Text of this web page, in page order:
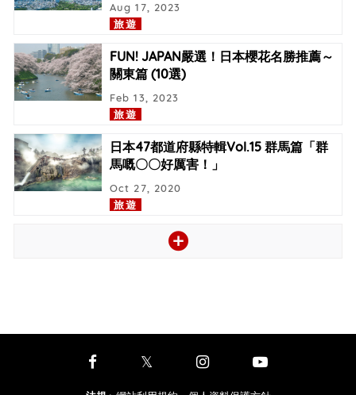
旅遊
Aug 17, 2023
FUN! JAPAN嚴選！日本櫻花名勝推薦～
關東篇 (10選)
旅遊
Feb 13, 2023
日本47都道府縣特輯Vol.15 群馬篇「群
馬嘅〇〇好厲害！」
旅遊
Oct 27, 2020